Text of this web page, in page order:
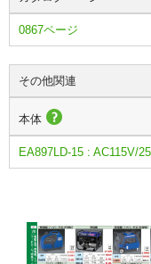
0867ページ
その他関連
本体
EA897LD-15 : AC115V/